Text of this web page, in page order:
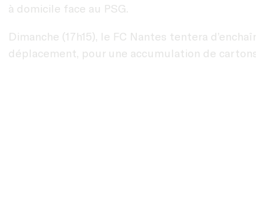
à domicile face au PSG.
Dimanche (17h15), le FC Nantes tentera
déplacement, pour une accumulation de